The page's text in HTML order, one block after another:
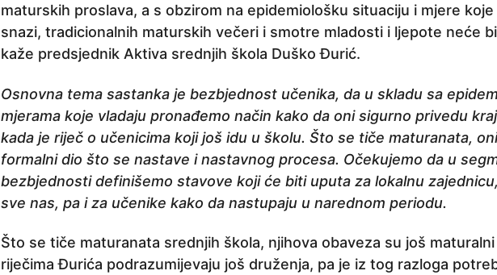
maturskih proslava, a s obzirom na epidemiološku situaciju i mjere
snazi, tradicionalnih maturskih večeri i smotre mladosti i ljepote neće
kaže predsjednik Aktiva srednjih škola Duško Đurić.
Osnovna tema sastanka je bezbjednost učenika, da u skladu sa
mjerama koje vladaju pronađemo način kako da oni sigurno privedu
kada je riječ o učenicima koji još idu u školu. Što se tiče maturanata,
formalni dio što se nastave i nastavnog procesa. Očekujemo da u
bezbjednosti definišemo stavove koji će biti uputa za lokalnu
sve nas, pa i za učenike kako da nastupaju u narednom periodu.
Što se tiče maturanata srednjih škola, njihova obaveza su još
riječima Đurića podrazumijevaju još druženja, pa je iz tog razloga